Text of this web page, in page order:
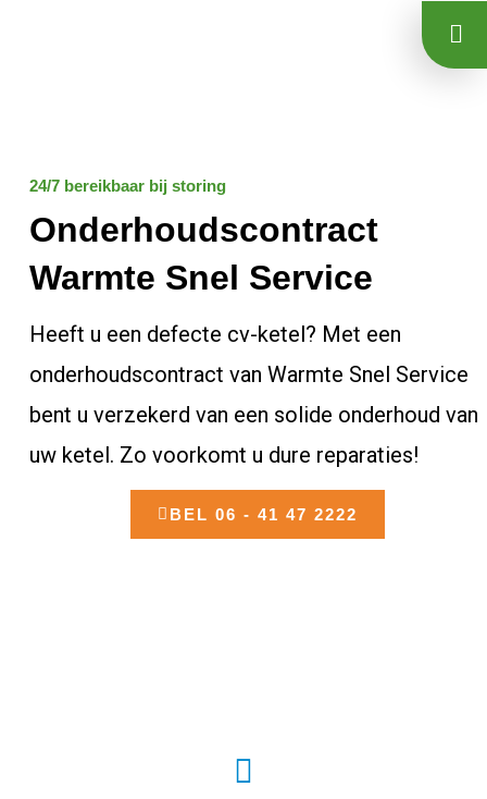
24/7 bereikbaar bij storing
Onderhoudscontract
Warmte Snel Service
Heeft u een defecte cv-ketel? Met een
onderhoudscontract van Warmte Snel Service
bent u verzekerd van een solide onderhoud van
uw ketel. Zo voorkomt u dure reparaties!
BEL 06 - 41 47 2222